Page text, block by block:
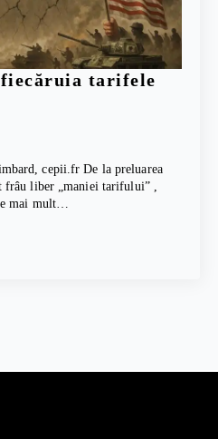
tarifele
cepii.fr De la preluarea
liber „maniei tarifului” ,
mai mult…